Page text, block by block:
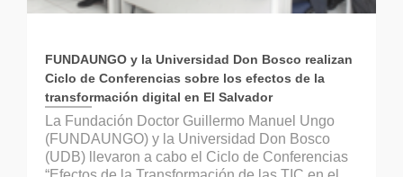
FUNDAUNGO y la Universidad Don Bosco realizan
Ciclo de Conferencias sobre los efectos de la
transformación digital en El Salvador
La Fundación Doctor Guillermo Manuel Ungo
(FUNDAUNGO) y la Universidad Don Bosco
(UDB) llevaron a cabo el Ciclo de Conferencias